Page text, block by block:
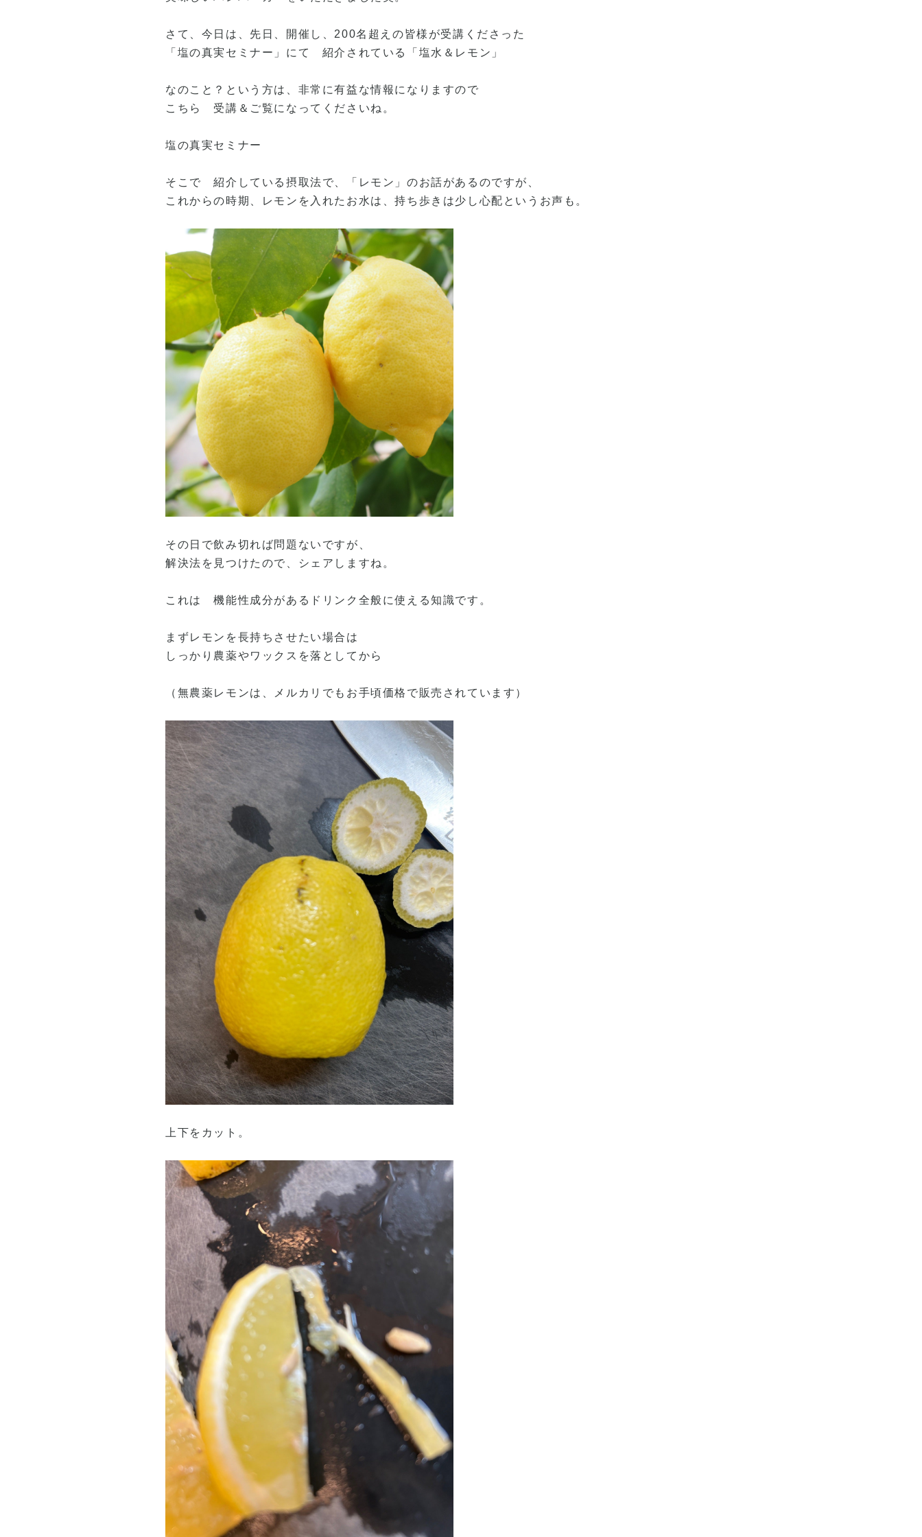
さて、今日は、先日、開催し、200名超えの皆様が受講くださった
「塩の真実セミナー」にて 紹介されている「塩水＆レモン」
なのこと？という方は、非常に有益な情報になりますので
こちら 受講＆ご覧になってくださいね。
塩の真実セミナー
そこで 紹介している摂取法で、「レモン」のお話があるのですが、
これからの時期、レモンを入れたお水は、持ち歩きは少し心配というお声も。
その日で飲み切れば問題ないですが、
解決法を見つけたので、シェアしますね。
これは 機能性成分があるドリンク全般に使える知識です。
まずレモンを長持ちさせたい場合は
しっかり農薬やワックスを落としてから
（無農薬レモンは、メルカリでもお手頃価格で販売されています）
上下をカット。